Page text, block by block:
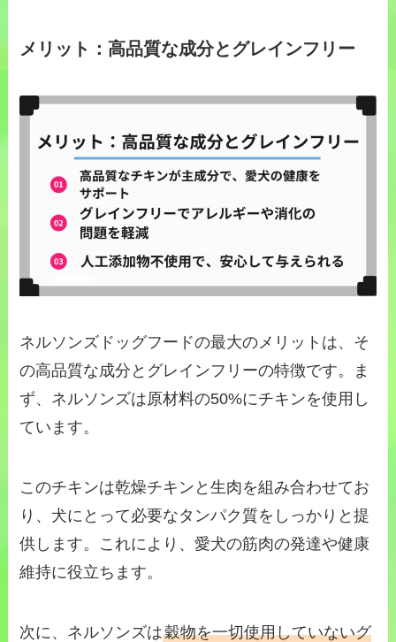
メリット：高品質な成分とグレインフリー
ネルソンズドッグフードの最大のメリットは、そ
の高品質な成分とグレインフリーの特徴です。ま
ず、ネルソンズは原材料の50%にチキンを使用し
ています。
このチキンは乾燥チキンと生肉を組み合わせてお
り、犬にとって必要なタンパク質をしっかりと提
供します。これにより、愛犬の筋肉の発達や健康
維持に役立ちます。
次に、ネルソンズは穀物を一切使用していないグ